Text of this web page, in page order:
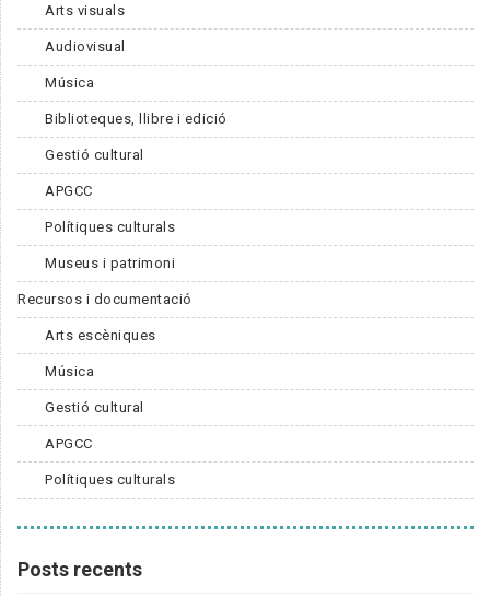
Arts visuals
Audiovisual
Música
Biblioteques, llibre i edició
Gestió cultural
APGCC
Polítiques culturals
Museus i patrimoni
Recursos i documentació
Arts escèniques
Música
Gestió cultural
APGCC
Polítiques culturals
Posts recents